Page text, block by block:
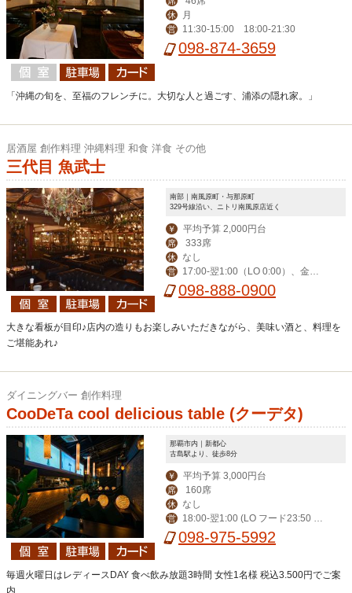
休 月
営 11:30-15:00 18:00-21:30
098-874-3659
「沖縄の旬を、至福のフレンチに。大切な人と過ごす、浦添の隠れ家。」
居酒屋 創作料理 沖縄料理 和食 洋食 その他
三代目 魚武士
南部｜南風原町・与那原町
329号線沿い、ニトリ南風原店近く
￥ 平均予算 2,000円台
席 333席
休 なし
営
17:00-翌1:00（LO 0:00）、金土
祝前17:00-翌2:00（LO 翌1:00）
098-888-0900
大きな看板が目印♪店内の造りもお楽しみいただきながら、美味い酒と、料理を
ご堪能あれ♪
ダイニングバー 創作料理
CooDeTa cool delicious table (クーデタ)
那覇市内｜新都心
古島駅より、徒歩8分
￥ 平均予算 3,000円台
席 160席
休 なし
営
18:00-翌1:00 (LO フード23:50 ド
リンク0:20) 金土祝前18:00-翌2:00 (L
098-975-5992
毎週火曜日はレディースDAY 食べ飲み放題3時間 女性1名様 税込3.500円でご案
内